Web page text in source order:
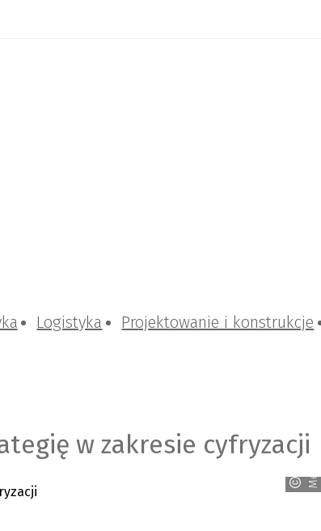
Logistyka Projektowanie i konstrukcje
w zakresie cyfryzacji
Mewa